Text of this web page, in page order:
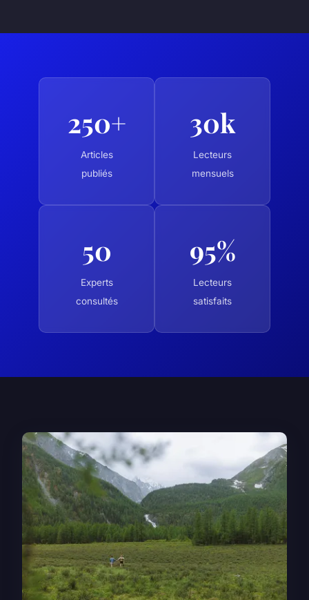
250+
Articles
publiés
30k
Lecteurs
mensuels
50
Experts
consultés
95%
Lecteurs
satisfaits